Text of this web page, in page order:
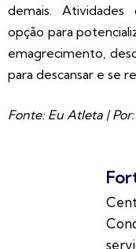
demais.
opção para
emagrecimento,
para descansar e se
Fonte: Eu Atleta |